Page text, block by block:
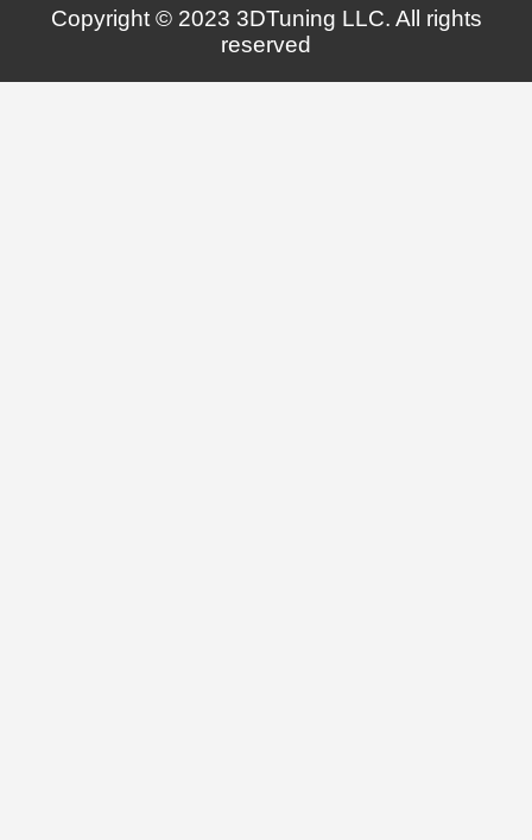
Copyright © 2023 3DTuning LLC. All rights
reserved